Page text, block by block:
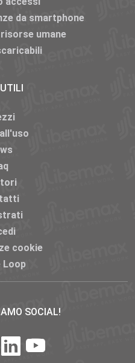
da smartphone
umane
cookie
Loop
SOCIAL!